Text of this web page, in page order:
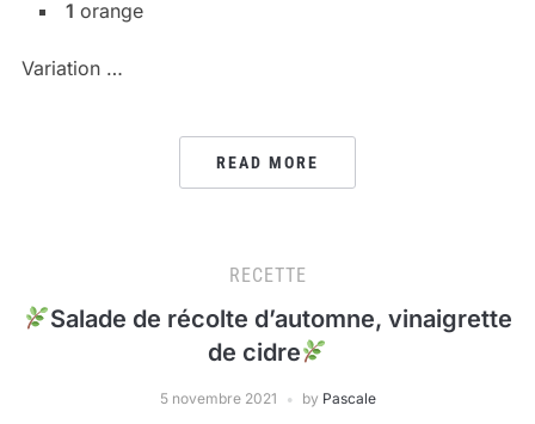
1 orange
Variation …
READ MORE
RECETTE
Salade de récolte d’automne, vinaigrette
de cidre
5 novembre 2021 by Pascale